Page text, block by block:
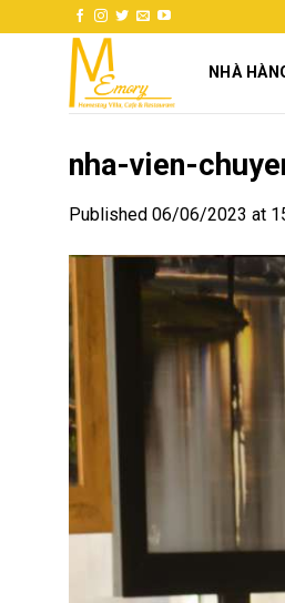
to
NHÀ
nha-vien-
Published 06/06/2023 at